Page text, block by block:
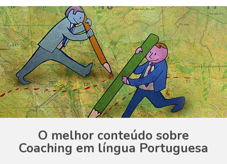
O melhor conteúdo sobre
Coaching em língua Portuguesa